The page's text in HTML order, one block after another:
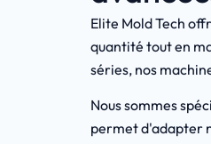
Elite Mold Tech
quantité tout en
séries, nos
Nous sommes
permet d'adapter